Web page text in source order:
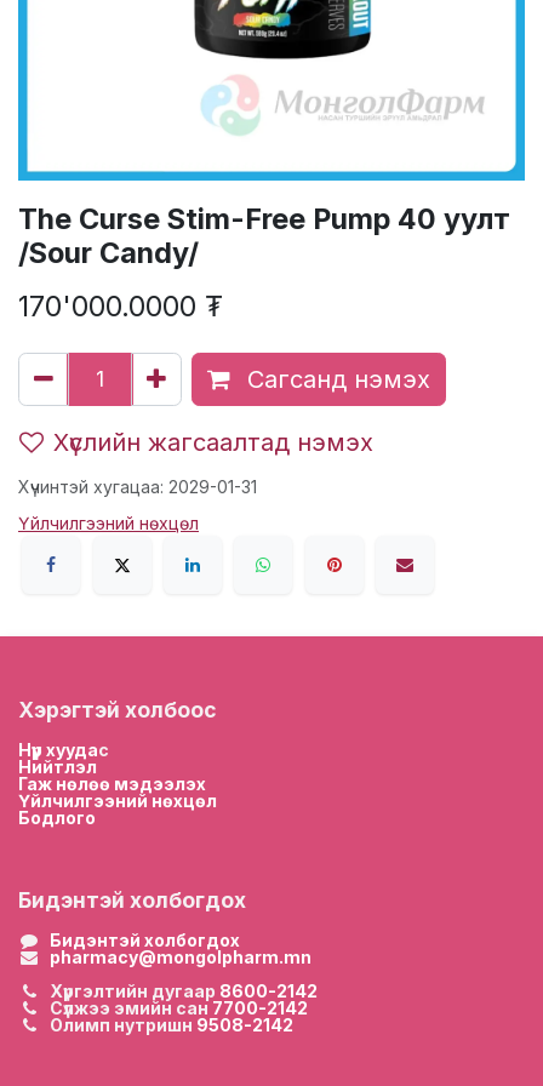
The Curse Stim-Free Pump 40 уулт
/Sour Candy/
170'000.0000 ₮
Сагсанд нэмэх
Хүслийн жагсаалтад нэмэх
Хүчинтэй хугацаа: 2029-01-31
Үйлчилгээний нөхцөл
Хэрэгтэй холбоос
Нүүр хуудас
Нийтлэл
Гаж нөлөө мэдээлэх
Үйлчилгээний нөхцөл
Бодлого
Бидэнтэй холбогдох
Бидэнтэй холбогдох
pharmacy@mongolpharm.mn
Хүргэлтийн дугаар 8600-2142
Сүлжээ эмийн сан 7700-2142
Олимп нутришн 9508-2142